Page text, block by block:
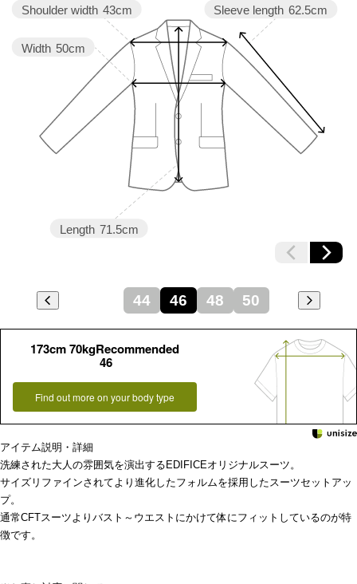
Sleeve length 62.5cm
Length 71.5cm
Width 50cm
Shoulder width 43cm
44 46 48 50
173cm 70kgRecommended
46
Find out more on your body type
アイテム説明・詳細
洗練された大人の雰囲気を演出するEDIFICEオリジナルスーツ。
サイズリファインされてより進化したフォルムを採用したスーツセットアッ
プ。
通常CFTスーツよりバスト～ウエストにかけて体にフィットしているのが特
徴です。